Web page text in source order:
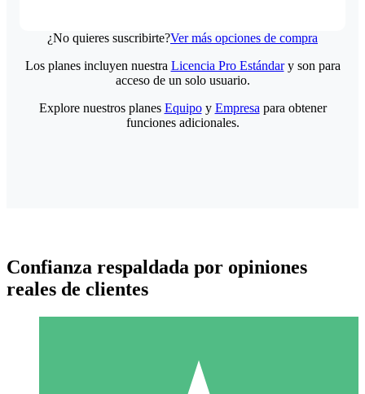
¿No quieres suscribirte?Ver más opciones de compra
Los planes incluyen nuestra Licencia Pro Estándary son para
acceso de un solo usuario.
Explore nuestros planes Equipoy Empresa para obtener
funciones adicionales.
Confianza respaldada por opiniones
reales de clientes